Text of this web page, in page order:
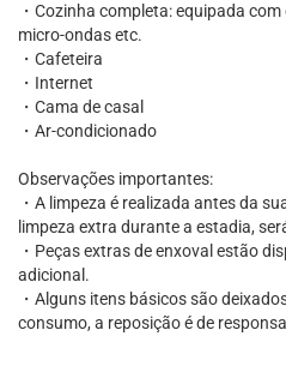
・Cozinha completa: equipada
micro-ondas etc.
・Cafeteira
・Internet
・Cama de casal
・Ar-condicionado
Observações importantes:
・A limpeza é realizada antes da
limpeza extra durante a estadia,
・Peças extras de enxoval estão
adicional.
・Alguns itens básicos são
consumo, a reposição é de